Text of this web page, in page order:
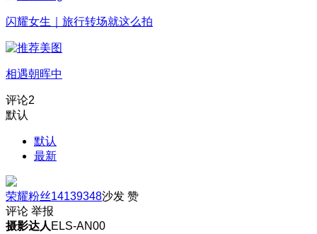
闪耀女生｜旅行转场就这么拍
相遇朝晖中
评论2
默认
默认
最新
荣耀粉丝14139348沙发 赞
评论 举报
摄影达人 ELS-AN00